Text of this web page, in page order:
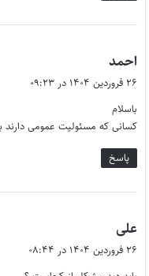
احمد
ت
۲۶ فروردین ۱۴۰۴ در ۰۹:۲۳
باسلام
کسانی که مسئولیت عمومی دارند
پاسخ
علی
ت
۲۶ فروردین ۱۴۰۴ در ۰۸:۴۴